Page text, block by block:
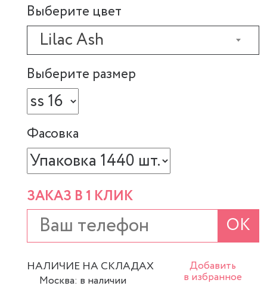
Выберите цвет
Lilac Ash
Выберите размер
Фасовка
ЗАКАЗ В 1 КЛИК
ОК
НАЛИЧИЕ НА СКЛАДАХ
Москва: в наличии
Добавить
в избранное